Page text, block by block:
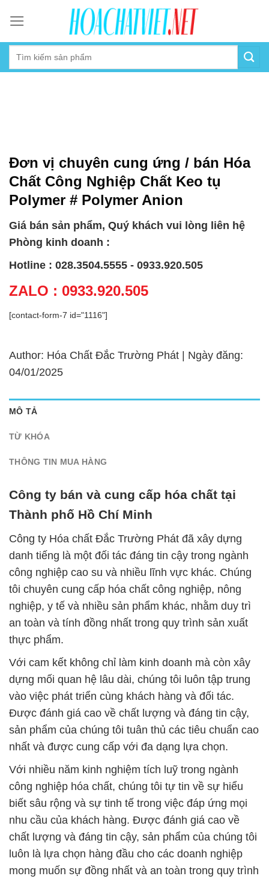
content
Đơn vị chuyên cung ứng / bán Hóa
Chất Công Nghiệp Chất Keo tụ
Polymer # Polymer Anion
Giá bán sản phẩm, Quý khách vui lòng liên hệ
Phòng kinh doanh :
Hotline : 028.3504.5555 - 0933.920.505
ZALO : 0933.920.505
[contact-form-7 id="1116"]
Author: Hóa Chất Đắc Trường Phát | Ngày đăng:
04/01/2025
MÔ TẢ
TỪ KHÓA
THÔNG TIN MUA HÀNG
Công ty bán và cung cấp hóa chất tại
Thành phố Hồ Chí Minh
Công ty Hóa chất Đắc Trường Phát đã xây dựng
danh tiếng là một đối tác đáng tin cậy trong ngành
công nghiệp cao su và nhiều lĩnh vực khác. Chúng
tôi chuyên cung cấp hóa chất công nghiệp, nông
nghiệp, y tế và nhiều sản phẩm khác, nhằm duy trì
an toàn và tính đồng nhất trong quy trình sản xuất
thực phẩm.
Với cam kết không chỉ làm kinh doanh mà còn xây
dựng mối quan hệ lâu dài, chúng tôi luôn tập trung
vào việc phát triển cùng khách hàng và đối tác.
Được đánh giá cao về chất lượng và đáng tin cậy,
sản phẩm của chúng tôi tuân thủ các tiêu chuẩn cao
nhất và được cung cấp với đa dạng lựa chọn.
Với nhiều năm kinh nghiệm tích luỹ trong ngành
công nghiệp hóa chất, chúng tôi tự tin về sự hiểu
biết sâu rộng và sự tinh tế trong việc đáp ứng mọi
nhu cầu của khách hàng. Được đánh giá cao về
chất lượng và đáng tin cậy, sản phẩm của chúng tôi
luôn là lựa chọn hàng đầu cho các doanh nghiệp
mong muốn sự đồng nhất và an toàn trong quy trình